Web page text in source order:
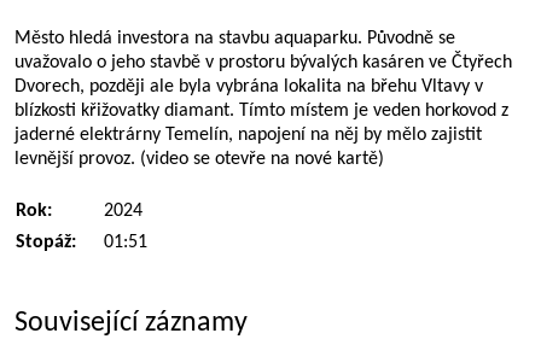
Město hledá investora na stavbu aquaparku. Původně se
uvažovalo o jeho stavbě v prostoru bývalých kasáren ve Čtyřech
Dvorech, později ale byla vybrána lokalita na břehu Vltavy v
blízkosti křižovatky diamant. Tímto místem je veden horkovod z
jaderné elektrárny Temelín, napojení na něj by mělo zajistit
levnější provoz. (video se otevře na nové kartě)
Rok:
2024
Stopáž:
01:51
Související záznamy